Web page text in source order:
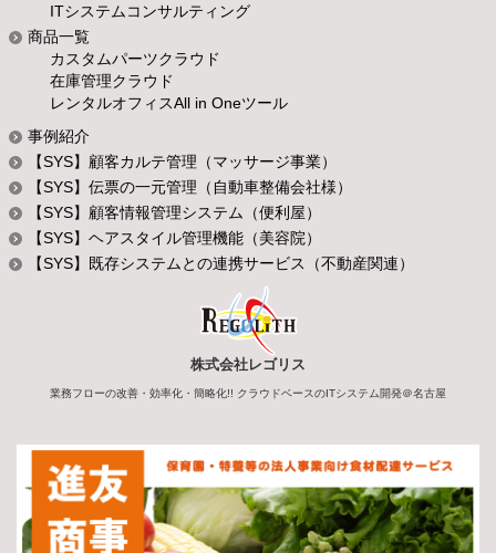
ITシステムコンサルティング
商品一覧
カスタムパーツクラウド
在庫管理クラウド
レンタルオフィスAll in Oneツール
事例紹介
【SYS】顧客カルテ管理（マッサージ事業）
【SYS】伝票の一元管理（自動車整備会社様）
【SYS】顧客情報管理システム（便利屋）
【SYS】ヘアスタイル管理機能（美容院）
【SYS】既存システムとの連携サービス（不動産関連）
株式会社レゴリス
業務フローの改善・効率化・簡略化!! クラウドベースのITシステム開発＠名古屋